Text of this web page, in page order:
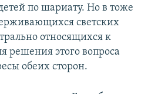
по шариату. Но в тоже
светских
относящихся к
решения этого вопроса
обеих сторон.